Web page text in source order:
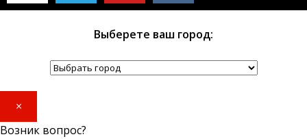
Выберете ваш город:
×
Возник вопрос?